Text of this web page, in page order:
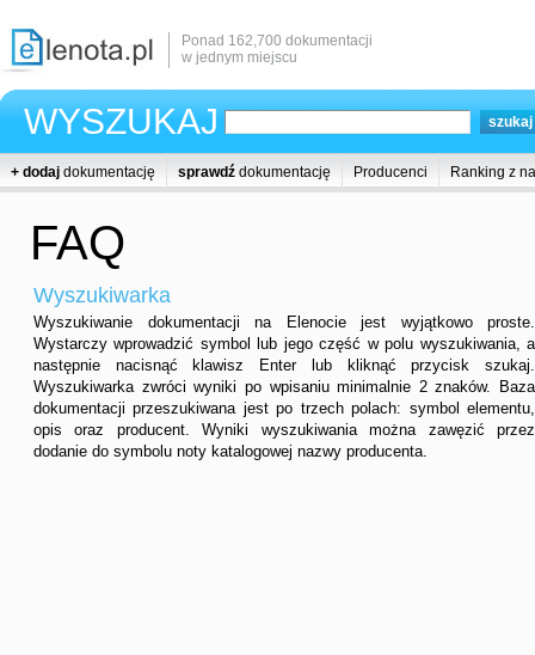
Ponad 162,700 dokumentacji
w jednym miejscu
WYSZUKAJ
+ dodaj dokumentację sprawdź dokumentację Producenci Ranking z
FAQ
Wyszukiwarka
Wyszukiwanie dokumentacji na Elenocie jest wyjątkowo proste.
Wystarczy wprowadzić symbol lub jego część w polu wyszukiwania, a
następnie nacisnąć klawisz Enter lub kliknąć przycisk szukaj.
Wyszukiwarka zwróci wyniki po wpisaniu minimalnie 2 znaków. Baza
dokumentacji przeszukiwana jest po trzech polach: symbol elementu,
opis oraz producent. Wyniki wyszukiwania można zawęzić przez
dodanie do symbolu noty katalogowej nazwy producenta.